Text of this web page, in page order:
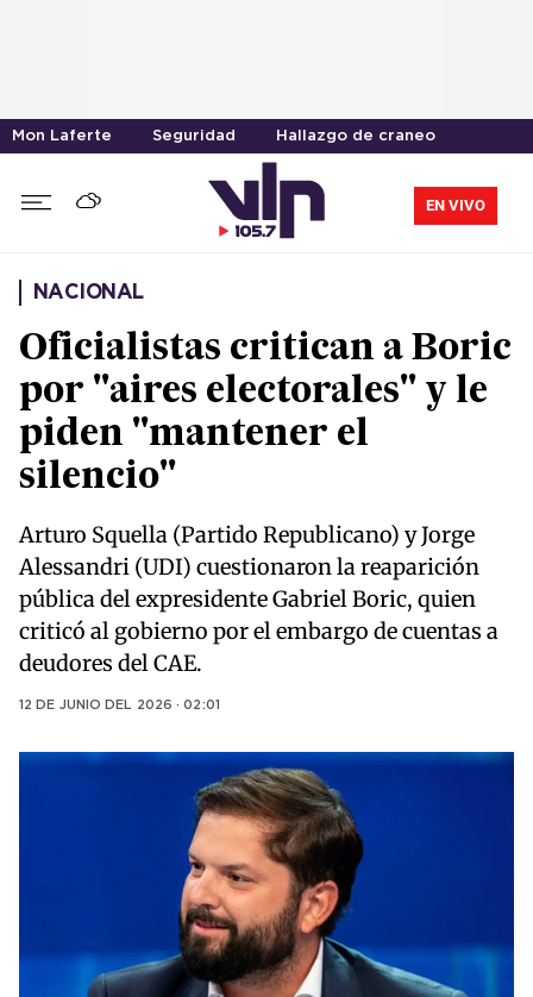
Mon Laferte Seguridad Hallazgo de craneo
EN VIVO
NACIONAL
Oficialistas critican a Boric
por "aires electorales" y le
piden "mantener el
silencio"
Arturo Squella (Partido Republicano) y Jorge
Alessandri (UDI) cuestionaron la reaparición
pública del expresidente Gabriel Boric, quien
criticó al gobierno por el embargo de cuentas a
deudores del CAE.
12 DE JUNIO DEL 2026 · 02:01